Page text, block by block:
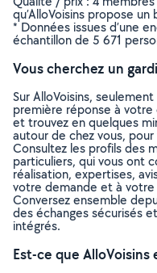
qu’AlloVoisins propose
* Données issues d’une
échantillon de 5 671
Vous cherchez un
Sur AlloVoisins,
première réponse à
et trouvez en quelques
autour de chez vous,
Consultez les profils des
particuliers, qui vous ont
réalisation, expertises,
votre demande et à
Conversez ensemble
des échanges sécurisés
intégrés.
Est-ce que AlloVoisins